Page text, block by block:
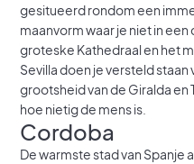
gesitueerd rondom een
maanvorm waar je niet in
groteske Kathedraal en het
Sevilla doen je versteld
grootsheid van de Giralda
hoe nietig de mens is.
Cordoba
De warmste stad van Spanje